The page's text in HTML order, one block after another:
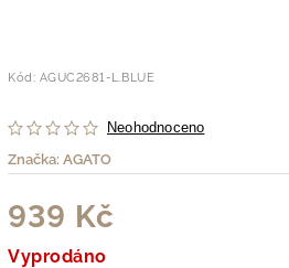
Kód: AGUC2681-L.BLUE
Neohodnoceno
Značka: AGATO
939 Kč
Vyprodáno